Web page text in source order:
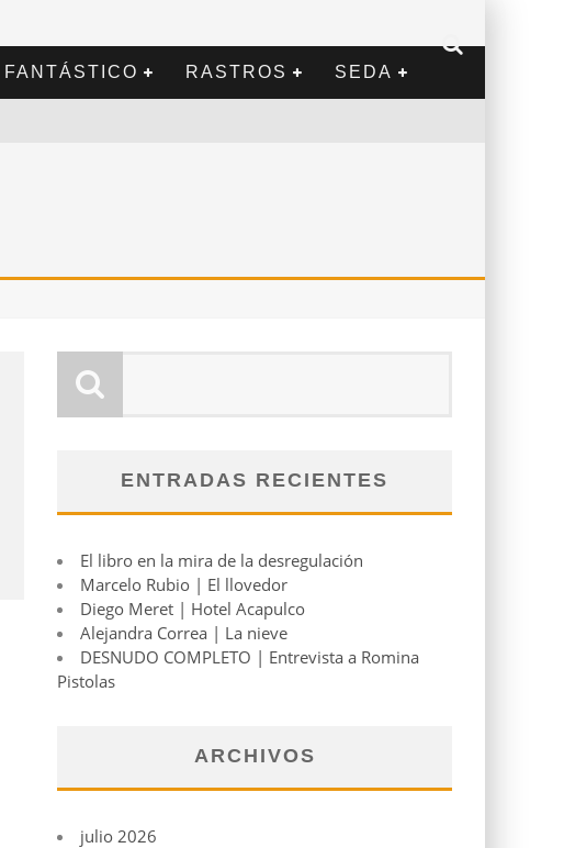
FANTÁSTICO RASTROS SEDA
ENTRADAS RECIENTES
El libro en la mira de la desregulación
Marcelo Rubio | El llovedor
Diego Meret | Hotel Acapulco
Alejandra Correa | La nieve
DESNUDO COMPLETO | Entrevista a Romina
Pistolas
ARCHIVOS
julio 2026